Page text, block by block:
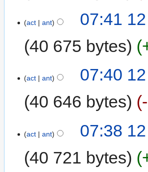
act ant
07:41
40 675 bytes
act ant
07:40
40 646 bytes
act ant
07:38
40 721 bytes